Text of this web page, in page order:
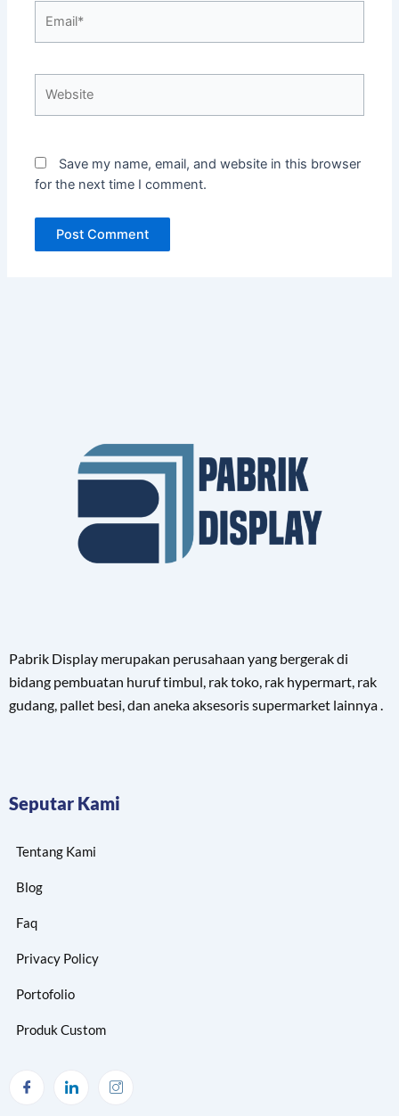
Save my name, email, and website in this browser
for the next time I comment.
Pabrik Display merupakan perusahaan yang bergerak di
bidang pembuatan huruf timbul, rak toko, rak hypermart, rak
gudang, pallet besi, dan aneka aksesoris supermarket lainnya .
Seputar Kami
Tentang Kami
Blog
Faq
Privacy Policy
Portofolio
Produk Custom